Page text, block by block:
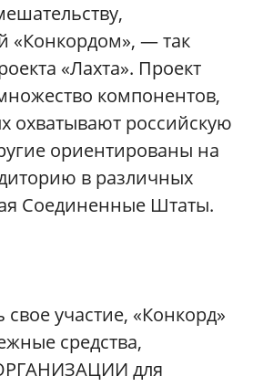
«Конкордом», — так
«Лахта». Проект
компонентов,
охватывают российскую
ориентированы на
в различных
Соединенные Штаты.
участие, «Конкорд»
средства,
для